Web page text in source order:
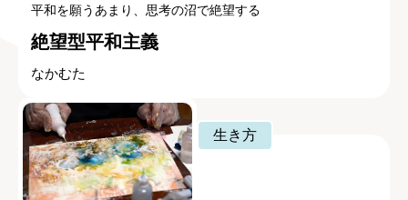
平和を願うあまり、思考の沼で絶望する
絶望型平和主義
なかむた
生き方